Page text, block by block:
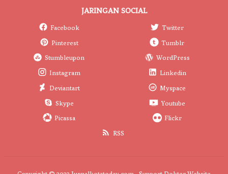
JARINGAN SOCIAL
Facebook
Twitter
Pinterest
Tumblr
Stumbleupon
WordPress
Instagram
Linkedin
Deviantart
Myspace
Skype
Youtube
Picassa
Flickr
RSS